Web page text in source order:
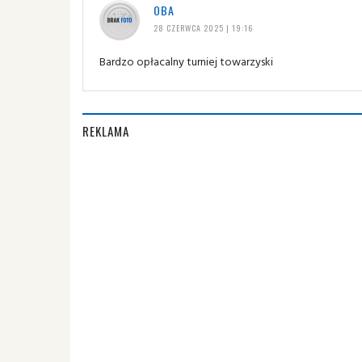
OBA
28 CZERWCA 2025 | 19:16
Bardzo opłacalny turniej towarzyski
REKLAMA